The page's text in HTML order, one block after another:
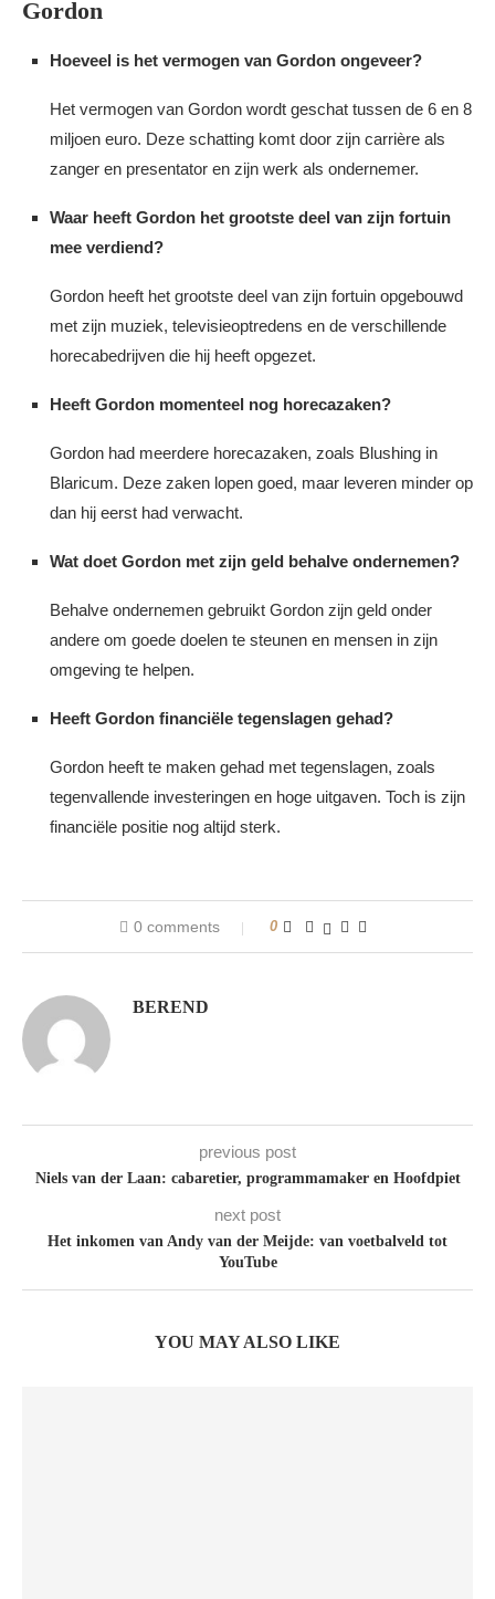
Gordon
Hoeveel is het vermogen van Gordon ongeveer?
Het vermogen van Gordon wordt geschat tussen de 6 en 8
miljoen euro. Deze schatting komt door zijn carrière als
zanger en presentator en zijn werk als ondernemer.
Waar heeft Gordon het grootste deel van zijn fortuin
mee verdiend?
Gordon heeft het grootste deel van zijn fortuin opgebouwd
met zijn muziek, televisieoptredens en de verschillende
horecabedrijven die hij heeft opgezet.
Heeft Gordon momenteel nog horecazaken?
Gordon had meerdere horecazaken, zoals Blushing in
Blaricum. Deze zaken lopen goed, maar leveren minder op
dan hij eerst had verwacht.
Wat doet Gordon met zijn geld behalve ondernemen?
Behalve ondernemen gebruikt Gordon zijn geld onder
andere om goede doelen te steunen en mensen in zijn
omgeving te helpen.
Heeft Gordon financiële tegenslagen gehad?
Gordon heeft te maken gehad met tegenslagen, zoals
tegenvallende investeringen en hoge uitgaven. Toch is zijn
financiële positie nog altijd sterk.
0 comments 0
BEREND
previous post
Niels van der Laan: cabaretier, programmamaker en Hoofdpiet
next post
Het inkomen van Andy van der Meijde: van voetbalveld tot
YouTube
YOU MAY ALSO LIKE